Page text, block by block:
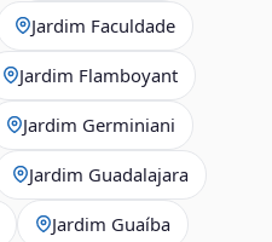
Jardim Faculdade
Jardim Flamboyant
Jardim Germiniani
Jardim Guadalajara
Jardim Guaíba